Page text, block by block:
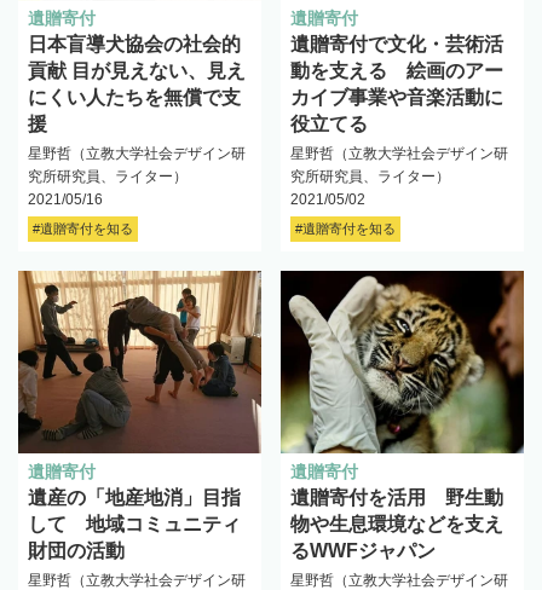
遺贈寄付
日本盲導犬協会の社会的
貢献 目が見えない、見え
にくい人たちを無償で支
援
星野哲（立教大学社会デザイン研
究所研究員、ライター）
2021/05/16
#遺贈寄付を知る
遺贈寄付
遺贈寄付で文化・芸術活
動を支える 絵画のアー
カイブ事業や音楽活動に
役立てる
星野哲（立教大学社会デザイン研
究所研究員、ライター）
2021/05/02
#遺贈寄付を知る
遺贈寄付
遺産の「地産地消」目指
して 地域コミュニティ
財団の活動
星野哲（立教大学社会デザイン研
遺贈寄付
遺贈寄付を活用 野生動
物や生息環境などを支え
るWWFジャパン
星野哲（立教大学社会デザイン研